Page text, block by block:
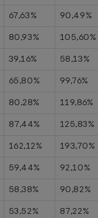
67,63%
90,49%
80,93%
105,60%
39,16%
58,13%
65,80%
99,76%
80,28%
119,86%
87,44%
125,83%
162,12%
193,70%
59,44%
92,10%
58,38%
90,82%
53,52%
87,22%